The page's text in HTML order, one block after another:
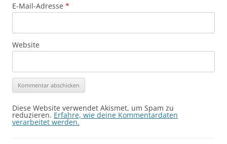
E-Mail-Adresse *
Website
Diese Website verwendet Akismet, um Spam zu
reduzieren. Erfahre, wie deine Kommentardaten
verarbeitet werden.